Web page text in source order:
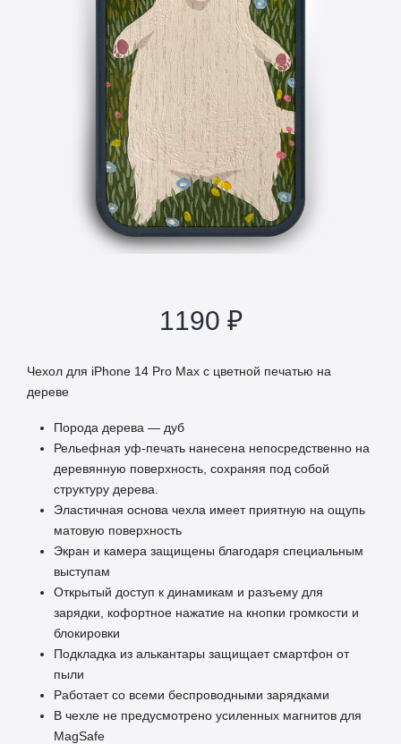
1190 ₽
Чехол для iPhone 14 Pro Max с цветной печатью на
дереве
Порода дерева — дуб
Рельефная уф-печать нанесена непосредственно на
деревянную поверхность, сохраняя под собой
структуру дерева.
Эластичная основа чехла имеет приятную на ощупь
матовую поверхность
Экран и камера защищены благодаря специальным
выступам
Открытый доступ к динамикам и разъему для
зарядки, кофортное нажатие на кнопки громкости и
блокировки
Подкладка из алькантары защищает смартфон от
пыли
Работает со всеми беспроводными зарядками
В чехле не предусмотрено усиленных магнитов для
MagSafe